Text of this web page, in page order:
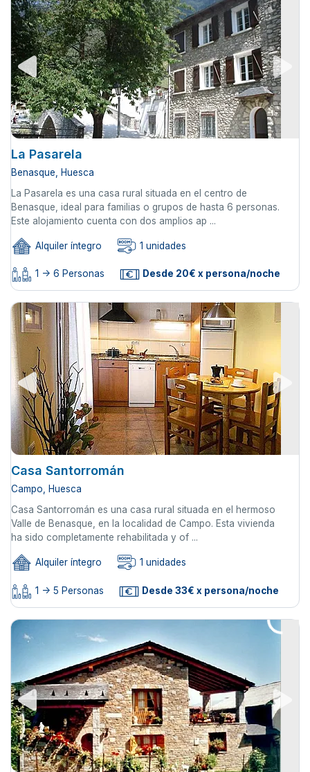
La Pasarela
Benasque, Huesca
La Pasarela es una casa rural situada en el centro de
Benasque, ideal para familias o grupos de hasta 6 personas.
Este alojamiento cuenta con dos amplios ap ...
Alquiler íntegro 1 unidades
1 -> 6 Personas Desde 20€ x persona/noche
Casa Santorromán
Campo, Huesca
Casa Santorromán es una casa rural situada en el hermoso
Valle de Benasque, en la localidad de Campo. Esta vivienda
ha sido completamente rehabilitada y of ...
Alquiler íntegro 1 unidades
1 -> 5 Personas Desde 33€ x persona/noche